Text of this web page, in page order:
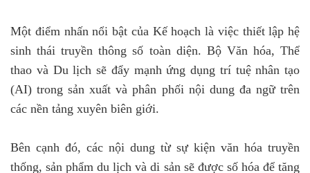
Một điểm nhấn nổi bật của Kế hoạch là việc thiết lập hệ
sinh thái truyền thông số toàn diện. Bộ Văn hóa, Thể
thao và Du lịch sẽ đẩy mạnh ứng dụng trí tuệ nhân tạo
(AI) trong sản xuất và phân phối nội dung đa ngữ trên
các nền tảng xuyên biên giới.
Bên cạnh đó, các nội dung từ sự kiện văn hóa truyền
thống, sản phẩm du lịch và di sản sẽ được số hóa để tăng